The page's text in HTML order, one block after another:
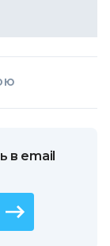
в email